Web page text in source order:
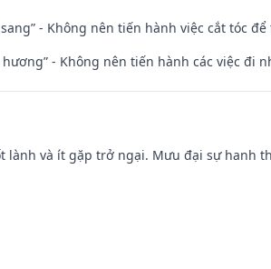
- Không nên tiến hành việc cắt tóc
- Không nên tiến hành các việc đi
lành và ít gặp trở ngại. Mưu đại sự